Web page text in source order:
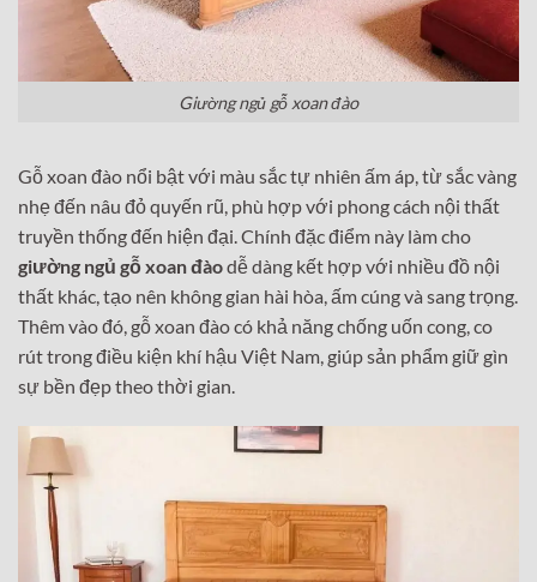
Giường ngủ gỗ xoan đào
Gỗ xoan đào nổi bật với màu sắc tự nhiên ấm áp, từ sắc vàng
nhẹ đến nâu đỏ quyến rũ, phù hợp với phong cách nội thất
truyền thống đến hiện đại. Chính đặc điểm này làm cho
giường ngủ gỗ xoan đàodễ dàng kết hợp với nhiều đồ nội
thất khác, tạo nên không gian hài hòa, ấm cúng và sang trọng.
Thêm vào đó, gỗ xoan đào có khả năng chống uốn cong, co
rút trong điều kiện khí hậu Việt Nam, giúp sản phẩm giữ gìn
sự bền đẹp theo thời gian.